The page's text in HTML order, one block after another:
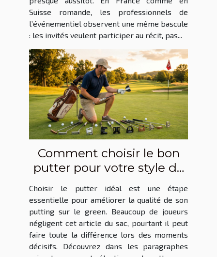
Suisse romande, les professionnels de
l’événementiel observent une même bascule
: les invités veulent participer au récit, pas...
Comment choisir le bon
putter pour votre style de
jeu ?
Choisir le putter idéal est une étape
essentielle pour améliorer la qualité de son
putting sur le green. Beaucoup de joueurs
négligent cet article du sac, pourtant il peut
faire toute la différence lors des moments
décisifs. Découvrez dans les paragraphes